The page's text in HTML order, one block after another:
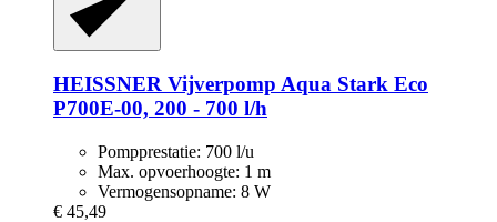
HEISSNER Vijverpomp Aqua Stark Eco
P700E-​00, 200 -​ 700 l/h
Pompprestatie: 700 l/u
Max. opvoerhoogte: 1 m
Vermogensopname: 8 W
€ 45,49